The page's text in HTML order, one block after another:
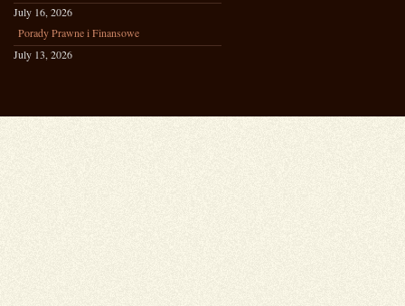
July 16, 2026
Porady Prawne i Finansowe
July 13, 2026